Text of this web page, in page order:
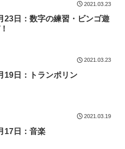
2021.03.23
23日：数字の練習・ビンゴ遊
2021.03.23
19日：トランポリン
2021.03.19
17日：音楽